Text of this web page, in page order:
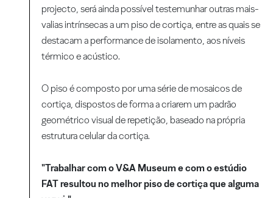
projecto, será ainda possível testemunhar outras mais-
valias intrínsecas a um piso de cortiça, entre as quais se
destacam a performance de isolamento, aos níveis
térmico e acústico.
O piso é composto por uma série de mosaicos de
cortiça, dispostos de forma a criarem um padrão
geométrico visual de repetição, baseado na própria
estrutura celular da cortiça.
"Trabalhar com o V&A Museum e com o estúdio
FAT resultou no melhor piso de cortiça que alguma